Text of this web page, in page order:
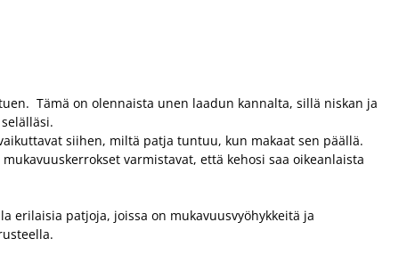
Tämä on olennaista unen laadun kannalta, sillä niskan ja
siihen, miltä patja tuntuu, kun makaat sen päällä.
varmistavat, että kehosi saa oikeanlaista
erilaisia patjoja, joissa on mukavuusvyöhykkeitä ja